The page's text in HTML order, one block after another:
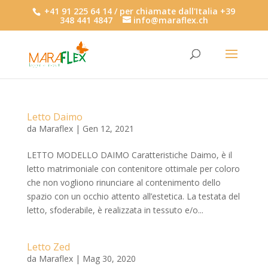
+41 91 225 64 14 / per chiamate dall'Italia +39
348 441 4847 info@maraflex.ch
Letto Daimo
da Maraflex| Gen 12, 2021
LETTO MODELLO DAIMO Caratteristiche Daimo, è il
letto matrimoniale con contenitore ottimale per coloro
che non vogliono rinunciare al contenimento dello
spazio con un occhio attento all’estetica. La testata del
letto, sfoderabile, è realizzata in tessuto e/o...
Letto Zed
da Maraflex| Mag 30, 2020